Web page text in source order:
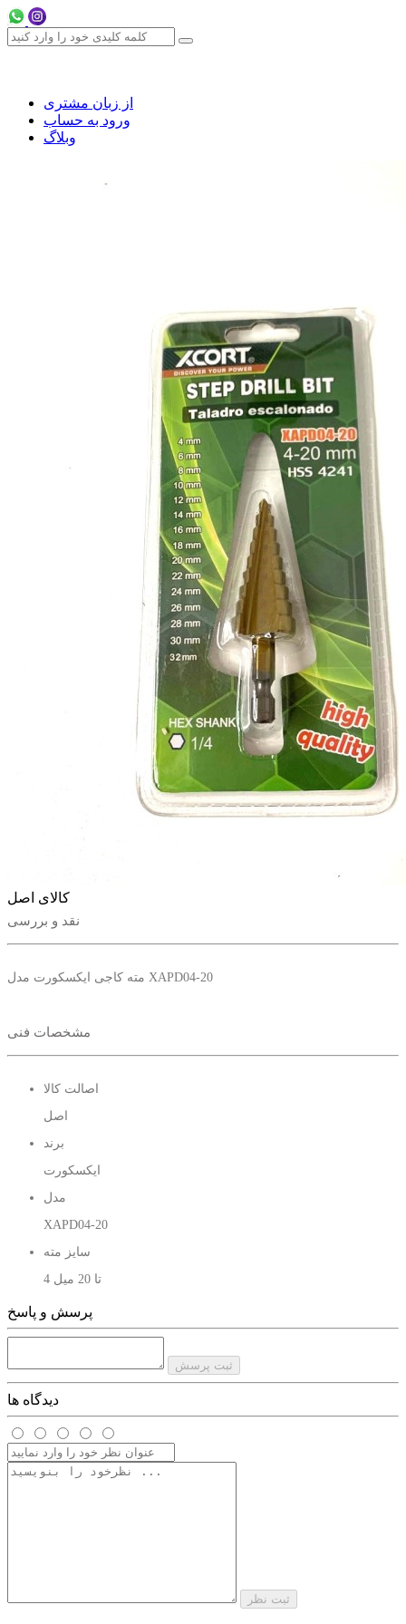
از زبان مشتری
ورود به حساب
وبلاگ
کالای اصل
نقد و بررسی
مته کاجی ایکسکورت مدل XAPD04-20
مشخصات فنی
اصالت کالا
اصل
برند
ایکسکورت
مدل
XAPD04-20
سایز مته
4 تا 20 میل
پرسش و پاسخ
ثبت پرسش
دیدگاه ها
ثبت نظر